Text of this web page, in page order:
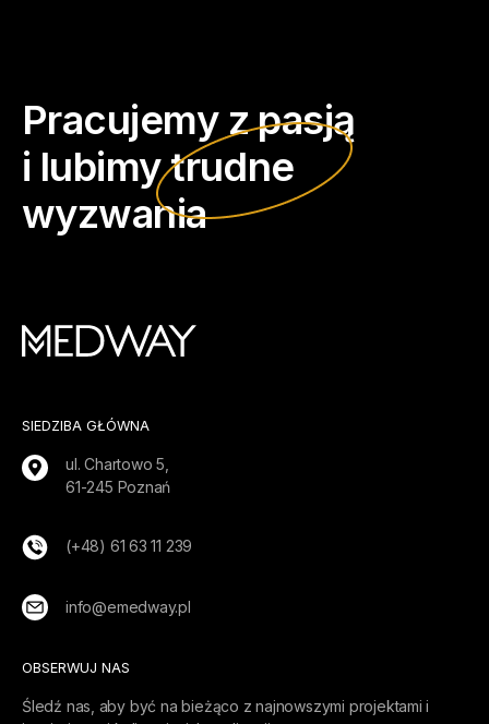
Pracujemy z pasją
i lubimytrudne
wyzwania
SIEDZIBA GŁÓWNA
ul. Chartowo 5,
61-245 Poznań
(+48) 61 63 11 239
info@emedway.pl
OBSERWUJ NAS
Śledź nas, aby być na bieżąco z najnowszymi projektami i